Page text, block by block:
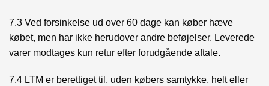
7.3 Ved forsinkelse ud over 60 dage kan køber hæve
købet, men har ikke herudover andre beføjelser. Leverede
varer modtages kun retur efter forudgående aftale.
7.4 LTM er berettiget til, uden købers samtykke, helt eller